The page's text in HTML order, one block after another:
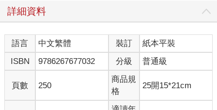
作和年輕人的漫畫時，對他們的選題和解決糾葛的方式太過輕
盈，感到有點不對勁。感覺上漫畫的題材缺乏深度，當然日本的
漫畫產業界自然也不例外，不論是創作者或讀者，越年輕的世
代，對社會、政治、歷史等的興趣就越稀薄，這大概是全世界共
同懷有的課題吧。同時，年長者大概很難馬上理解日益更新的社
會課題的深刻性，也不容易給出高度評價，也就是說，或許單純
的只是年長者很難掌握其價值。但是，我認為應該是有社會整體
共通、普遍而重要的主題，而漫畫則是能描繪那類主題的代表媒
介，這樣思考的我，幾乎無法滿意於台灣學生的漫畫。我認為即
使他們自己並沒有什麼苦惱或煩悶，身為創作者，似乎更應該去
詳細資料
語言 中文繁體 裝訂
紙本平裝
ISBN
9786267677032 分級 普通級
頁數 250
商品規
格
25開15*21cm